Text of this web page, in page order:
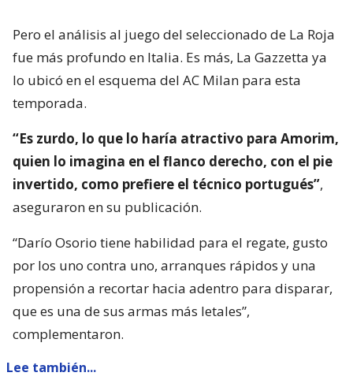
Pero el análisis al juego del seleccionado de La Roja
fue más profundo en Italia. Es más, La Gazzetta ya
lo ubicó en el esquema del AC Milan para esta
temporada.
“Es zurdo, lo que lo haría atractivo para Amorim,
quien lo imagina en el flanco derecho, con el pie
invertido, como prefiere el técnico portugués”,
aseguraron en su publicación.
“Darío Osorio tiene habilidad para el regate, gusto
por los uno contra uno, arranques rápidos y una
propensión a recortar hacia adentro para disparar,
que es una de sus armas más letales”,
complementaron.
Lee también...